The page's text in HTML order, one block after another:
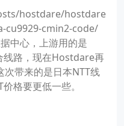
hostdare/hostdare
cu9929-cmin2-code/
中心，上游用的是
线路，现在Hostdare再
次带来的是日本NTT线
格要更低一些。